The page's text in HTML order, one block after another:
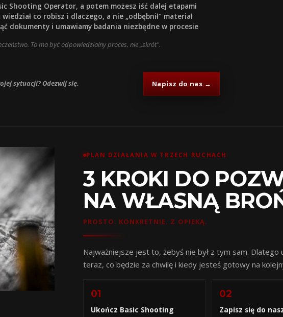
Shooting Operator, a potem możesz iść dalej etapami
co robisz i dlaczego, a nie „odbębnił" materiał
dokumenty i umawiamy badania niezbędne w procesie
To ma być odpowiedzialny proces, nie „skrót".
sytuacji? Odezwij się. Napisz do nas →
PLAN DZIAŁANIA W TRZECH RUCHACH
3 KROKI DO
NA WŁASNĄ
PROSTO. KONKRETNIE. Z OPIEKĄ.
Najważniejsze jest to, żebyś nie był z tym sam. Dlatego
teraz, co będzie za chwilę i kiedy jesteś gotowy na
01
Ukończ Basic Shooting
02
Zapisz się do